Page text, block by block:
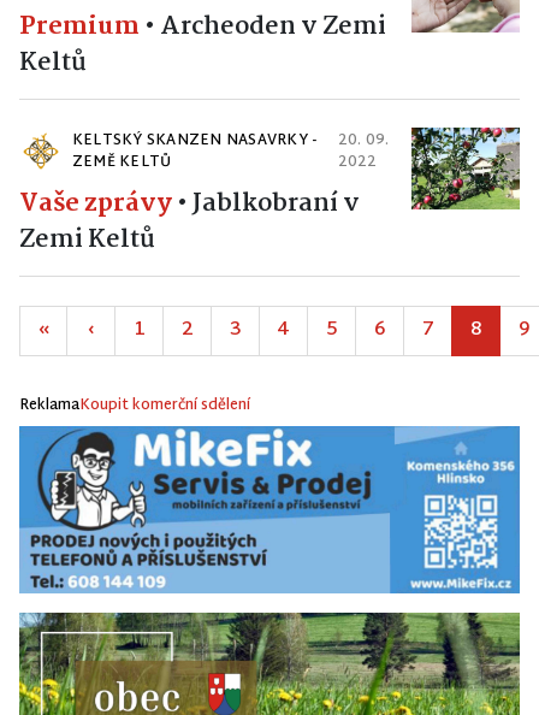
Premium • Archeoden v Zemi
Keltů
KELTSKÝ SKANZEN NASAVRKY -
ZEMĚ KELTŮ
20. 09.
2022
Vaše zprávy•Jablkobraní v
Zemi Keltů
« ‹ 1 2 3 4 5 6 7 8 9
ReklamaKoupit komerční sdělení